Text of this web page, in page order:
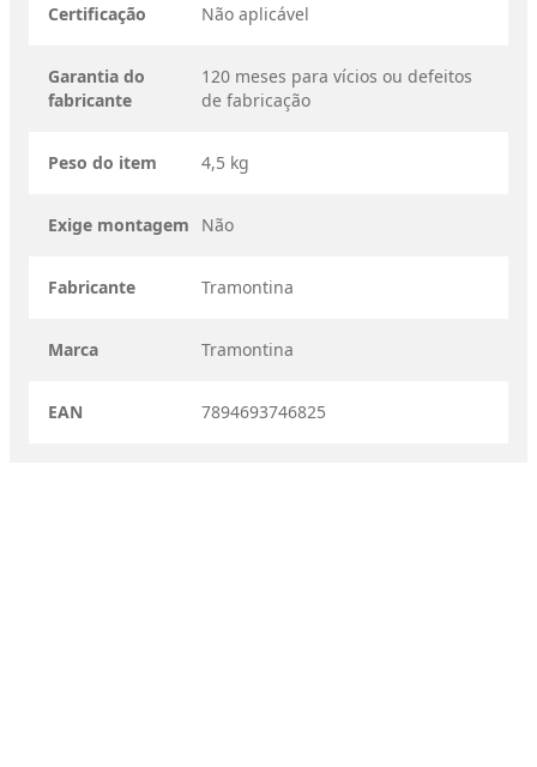
Certificação Não aplicável
Garantia do
fabricante
120 meses para vícios ou defeitos
de fabricação
Peso do item 4,5 kg
Exige montagem Não
Fabricante Tramontina
Marca Tramontina
EAN 7894693746825